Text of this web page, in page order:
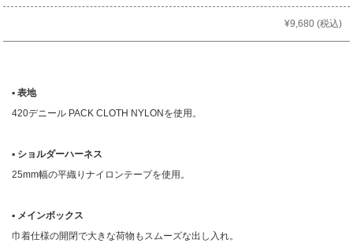
¥9,680(税込)
▪︎ 表地
420デニール PACK CLOTH NYLONを使用。
▪︎ ショルダーハーネス
25mm幅の平織りナイロンテープを使用。
▪︎ メインボックス
巾着仕様の開閉で大きな荷物もスムーズな出し入れ。